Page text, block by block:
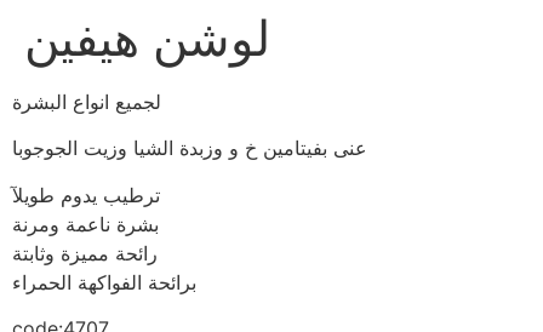
لوشن هيفين
لجميع انواع البشرة
عنى بفيتامين خ و وزبدة الشيا وزيت الجوجوبا
ترطيب يدوم طويلآ
بشرة ناعمة ومرنة
رائحة مميزة وثابتة
برائحة الفواكهة الحمراء